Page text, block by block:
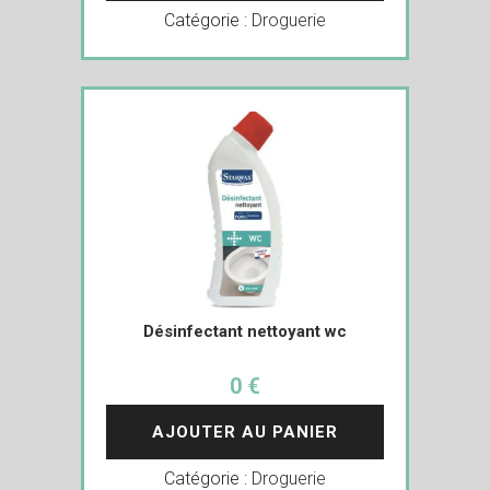
Catégorie : Droguerie
Désinfectant nettoyant wc
0 €
AJOUTER AU PANIER
Catégorie : Droguerie